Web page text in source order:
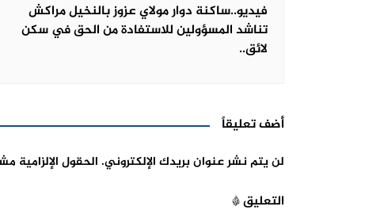
فيديو..ساكنة دوار مولاي عزوز بالنخيل مراكش
تناشد المسؤولين للاستفادة من الحق في سكن
لائق..
أضف تعليقاً
لن يتم نشر عنوان بريدك الإلكتروني. الحقول الإلزامية
التعليق*